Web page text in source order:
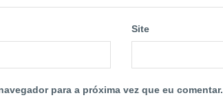
Site
para a próxima vez que eu comentar.